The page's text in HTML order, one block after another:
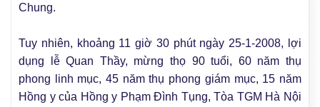
Chung.
Tuy nhiên, khoảng 11 giờ 30 phút ngày 25-1-2008, lợi
dụng lễ Quan Thầy, mừng thọ 90 tuổi, 60 năm thụ
phong linh mục, 45 năm thụ phong giám mục, 15 năm
Hồng y của Hồng y Phạm Đình Tụng, Tòa TGM Hà Nội